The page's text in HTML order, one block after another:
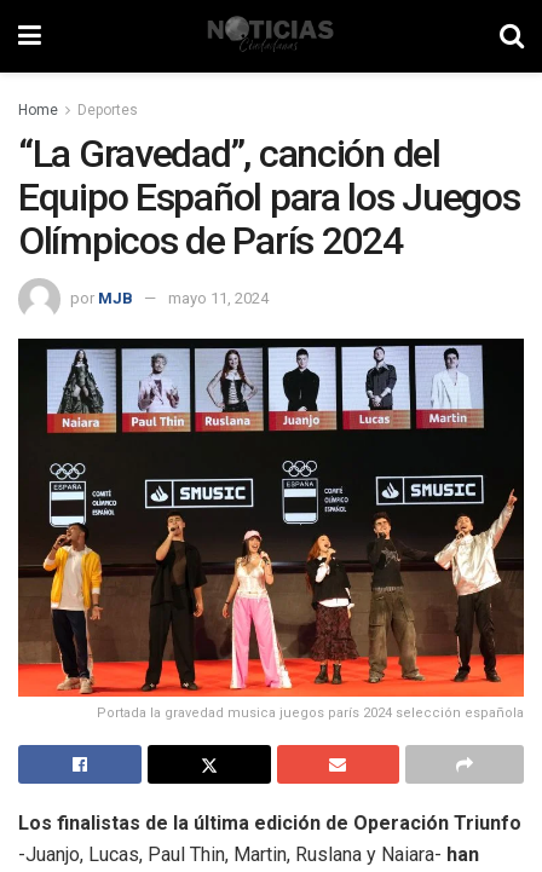
Home Deportes
“La Gravedad”, canción del
Equipo Español para los Juegos
Olímpicos de París 2024
por MJB mayo 11, 2024
Portada la gravedad musica juegos parís 2024 selección española
Los finalistas de la última edición de Operación Triunfo
-Juanjo, Lucas, Paul Thin, Martin, Ruslana y Naiara- han